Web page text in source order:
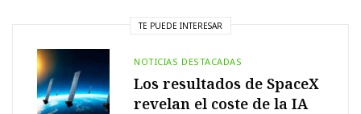
TE PUEDE INTERESAR
NOTICIAS DESTACADAS
Los resultados de SpaceX
revelan el coste de la IA